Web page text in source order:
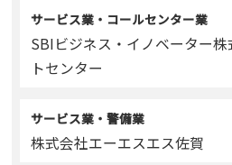
サービス業・コールセンター業
SBIビジネス・イノベーター
トセンター
サービス業・警備業
株式会社エーエスエス佐賀